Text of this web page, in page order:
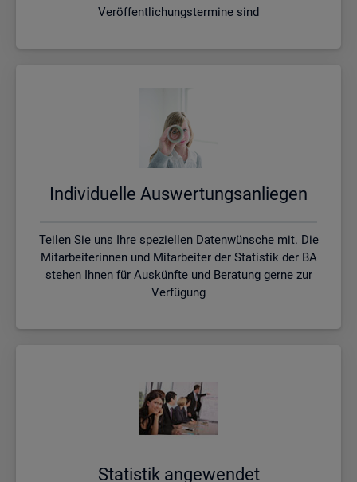
Veröffentlichungstermine sind
In­di­vi­du­el­le Aus­wer­tungs­an­lie­gen
Teilen Sie uns Ihre speziellen Datenwünsche mit. Die
Mitarbeiterinnen und Mitarbeiter der Statistik der BA
stehen Ihnen für Auskünfte und Beratung gerne zur
Verfügung
Sta­tis­tik an­ge­wen­det